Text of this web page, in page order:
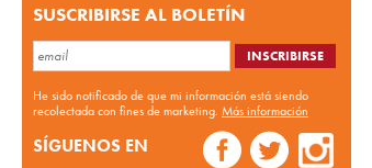
SUSCRIBIRSE AL BOLETÍN
He sido notificado de que mi información está siendo
recolectada con fines de marketing. Más información
SÍGUENOS EN